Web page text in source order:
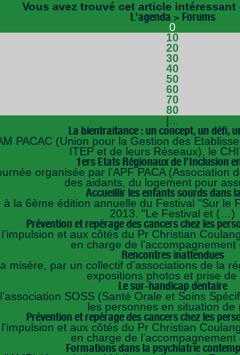
Vous avez trouvé cet article
L’agenda > Forums
0
10
20
30
40
50
60
70
80
...
La bientraitance : un concept, un défi,
PACAC (Union pour la Gestion des
ITEP et de leurs Réseaux), le
1ers Etats Régionaux de l’Inclusion
organisée par l’APF PACA
des aidants, du logement pour
Accueillir les enfants sourds dans
la 6ème édition annuelle du Festival "Sur
2013. "Le Festival et (…)
Prévention et repérage des cancers chez les
et aux côtés du Pr Christian
en charge de
Rencontres inattendues
par un collectif d’associations de la
expositions photos et prise
Le sur-handicap dentaire
SOSS (Santé Orale et Soins
les personnes en situation
Prévention et repérage des cancers chez les
et aux côtés du Pr Christian
en charge de
Formations dans la psychiatrie